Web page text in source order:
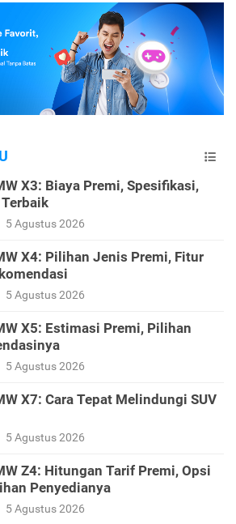
X3: Biaya Premi, Spesifikasi,
5 Agustus 2026
X4: Pilihan Jenis Premi, Fitur
5 Agustus 2026
X5: Estimasi Premi, Pilihan
5 Agustus 2026
X7: Cara Tepat Melindungi SUV
5 Agustus 2026
Z4: Hitungan Tarif Premi, Opsi
Penyedianya
5 Agustus 2026